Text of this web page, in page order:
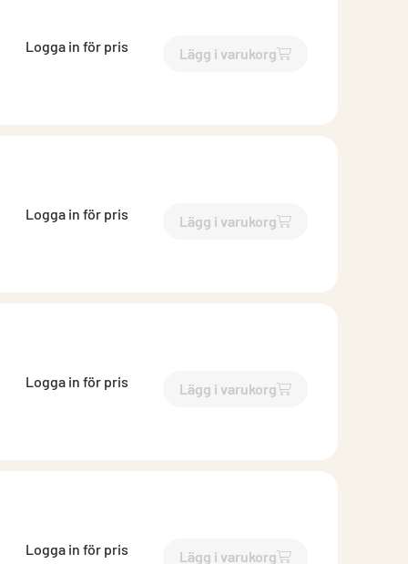
Logga in för pris Lägg i varukorg
`$Lägg till
Logga in för pris Lägg i varukorg
`$Lägg till
Logga in för pris Lägg i varukorg
`$Lägg till
Logga in för pris Lägg i varukorg